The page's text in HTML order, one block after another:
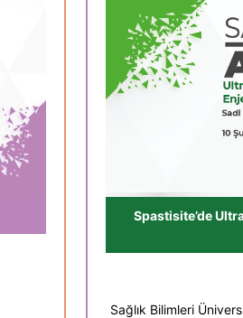
Spastisite’de
Sağlık Bilimleri